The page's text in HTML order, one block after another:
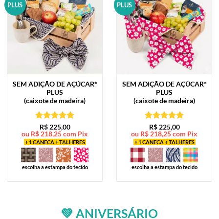
PLUS
SEM ADIÇÃO DE AÇÚCAR*
PLUS
(caixote de madeira)
Avaliação5
de 5
R$225,00
ou R$ 218,25com Pix
+ 1 CANECA + TALHERES
escolha a estampa do tecido
PLUS
SEM ADIÇÃO DE AÇÚCAR*
PLUS
(caixote de madeira)
Avaliação5
de 5
R$225,00
ou R$ 218,25com Pix
+ 1 CANECA + TALHERES
escolha a estampa do tecido
💚 ANIVERSÁRIO